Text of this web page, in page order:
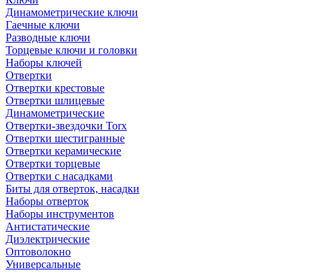
Динамометрические ключи
Гаечные ключи
Разводные ключи
Торцевые ключи и головки
Наборы ключей
Отвертки
Отвертки крестовые
Отвертки шлицевые
Динамометрические
Отвертки-звездочки Torx
Отвертки шестигранные
Отвертки керамические
Отвертки торцевые
Отвертки с насадками
Биты для отверток, насадки
Наборы отверток
Наборы инструментов
Антистатические
Диэлектрические
Оптоволокно
Универсальные